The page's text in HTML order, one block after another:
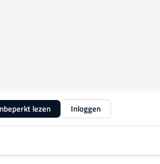
lezen Inloggen